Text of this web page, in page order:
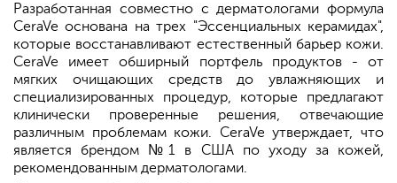
Разработанная совместно с дерматологами формула
CeraVe основана на трех "Эссенциальных керамидах",
которые восстанавливают естественный барьер кожи.
CeraVe имеет обширный портфель продуктов - от
мягких очищающих средств до увлажняющих и
специализированных процедур, которые предлагают
клинически проверенные решения, отвечающие
различным проблемам кожи. CeraVe утверждает, что
является брендом №1 в США по уходу за кожей,
рекомендованным дерматологами.